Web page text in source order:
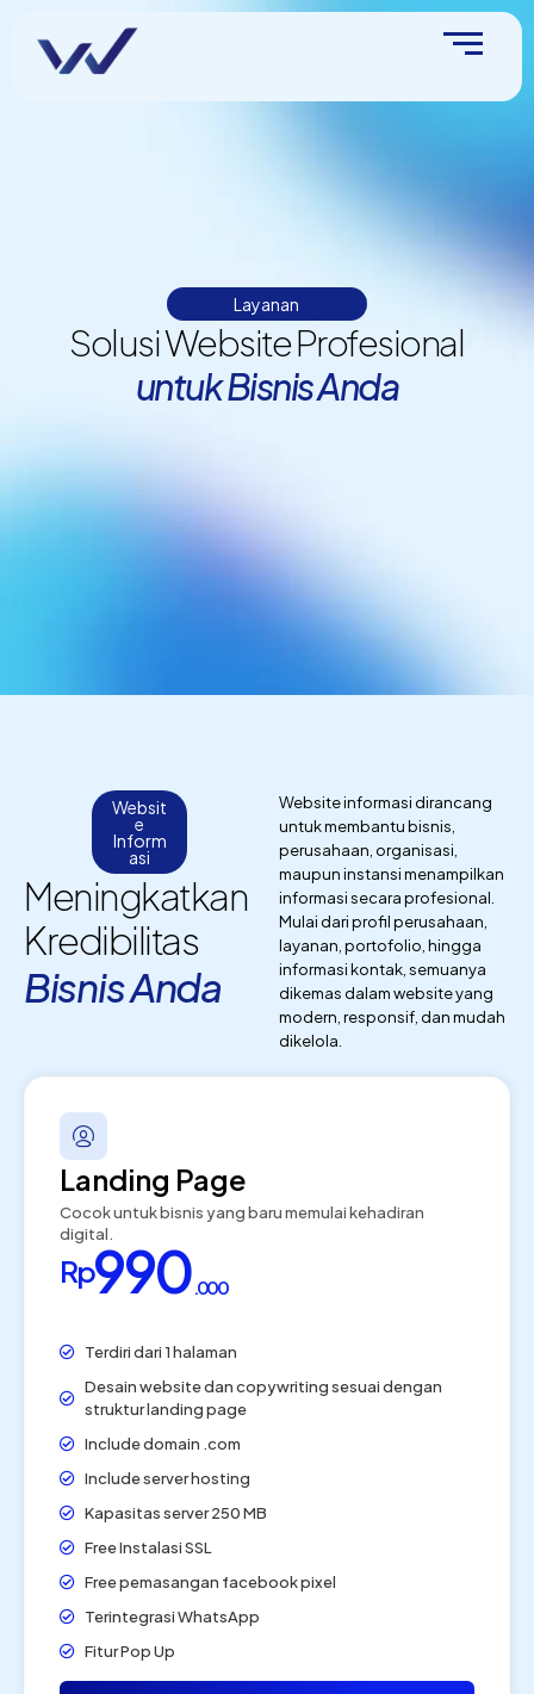
Layanan
Solusi Website Profesional
untuk Bisnis Anda
Websit
e
Inform
asi
Meningkatkan
Kredibilitas
Bisnis Anda
Website informasi dirancang
untuk membantu bisnis,
perusahaan, organisasi,
maupun instansi menampilkan
informasi secara profesional.
Mulai dari profil perusahaan,
layanan, portofolio, hingga
informasi kontak, semuanya
dikemas dalam website yang
modern, responsif, dan mudah
dikelola.
Landing Page
Cocok untuk bisnis yang baru memulai kehadiran
digital.
Rp990.000
Terdiri dari 1 halaman
Desain website dan copywriting sesuai dengan
struktur landing page
Include domain .com
Include server hosting
Kapasitas server 250 MB
Free Instalasi SSL
Free pemasangan facebook pixel
Terintegrasi WhatsApp
Fitur Pop Up